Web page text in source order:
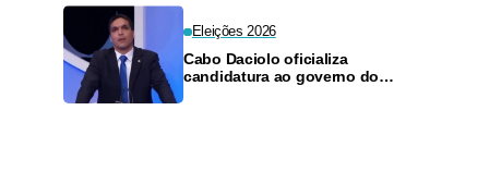
Eleições 2026
Cabo Daciolo oficializa
candidatura ao governo do